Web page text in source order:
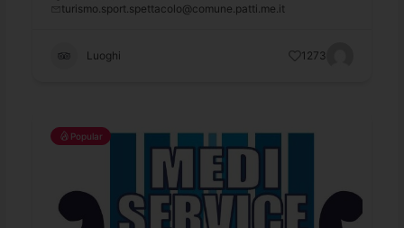
turismo.sport.spettacolo@comune.patti.me.it
Luoghi 1273
Popular